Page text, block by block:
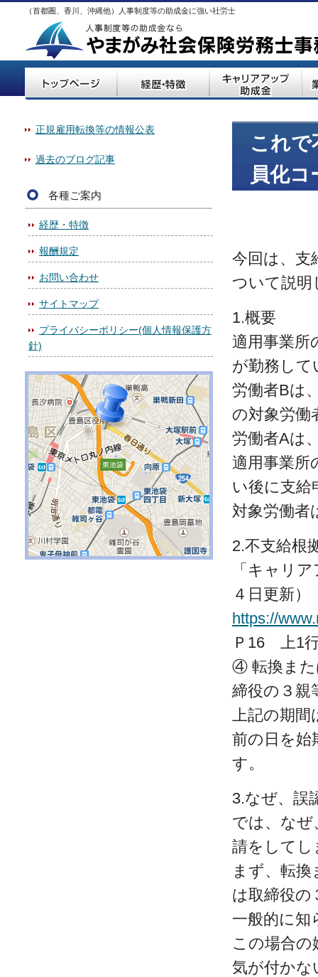
（首都圏、香川、沖縄他）人事制度等の助成金に強い社労士
これで
員化
今回は、支
ついて説明
1.概要
適用事業所
が勤務して
労働者Bは
の対象労働
労働者Aは
適用事業所
い後に支給
対象労働者
2.不支給根
「キャリ
４日更新）
https://
Ｐ16 上1
④ 転換また
締役の３親
上記の期間
前の日を始
す。
3.なぜ、誤
では、なぜ
請をして
まず、転
は取締役の
一般的に知
この場合の
気が付かな
正規雇用転換等の情報公表
過去のブログ記事
各種ご案内
経歴・特徴
報酬規定
お問い合わせ
サイトマップ
プライバシーポリシー(個人情報保護方
針)